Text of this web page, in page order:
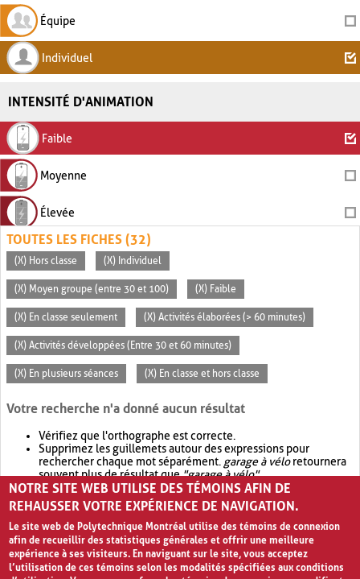
Équipe
Individuel
INTENSITÉ D'ANIMATION
Faible
Moyenne
Élevée
TOUTES LES FICHES (32)
(X) Hors classe (X) Individuel
(X) Moyen groupe (entre 30 et 100) (X) Faible
(X) En classe seulement (X) Activités élaborées (> 60 minutes)
(X) Activités développées (Entre 30 et 60 minutes)
(X) En plusieurs séances (X) En classe et hors classe
Votre recherche n'a donné aucun résultat
Vérifiez que l'orthographe est correcte.
Supprimez les guillemets autour des expressions pour
rechercher chaque mot séparément. garage à véloretournera
souvent plus de résultat que"garage à vélo".
Envisagez d'élargir votre recherche avec OR.garage OR vélo
retournera souvent plus de résultat quegarage à vélo
NOTRE SITE WEB UTILISE DES TÉMOINS AFIN DE
REHAUSSER VOTRE EXPÉRIENCE DE NAVIGATION.
Le site web de Polytechnique Montréal utilise des témoins de connexion
afin de recueillir des statistiques générales et offrir une meilleure
expérience à ses visiteurs. En naviguant sur le site, vous acceptez
l’utilisation de ces témoins selon les modalités spécifiées aux conditions